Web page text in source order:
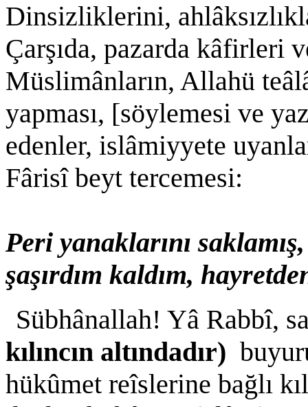
Dinsizliklerini,
Çarşıda, pazarda kâfirleri
Müslimânların, Allahü
yapması, [söylemesi ve
edenler, islâmiyyete
Fârisî beyt tercemesi:
Peri yanaklarını
şaşırdım kaldım,
Sübhânallah! Yâ Rabbî,
kılıncın altındadır)
hükûmet reîslerine bağlı